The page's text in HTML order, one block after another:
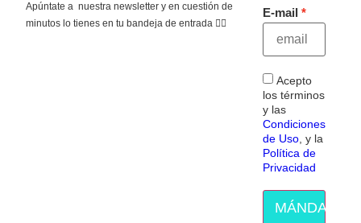
Apúntate a nuestra newsletter y en cuestión de
minutos lo tienes en tu bandeja de entrada 👇🏻
E-mail
Acepto
los términos
y las
Condiciones
de Uso, y la
Política de
Privacidad
MÁNDAME